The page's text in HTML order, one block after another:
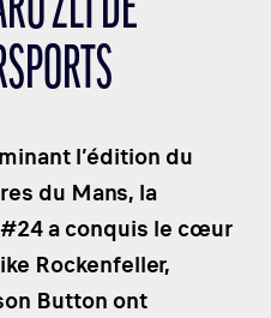
DURABLE
DHL
ZL1 DE
l’édition du
du Mans, la
a conquis le cœur
Rockenfeller,
Button ont